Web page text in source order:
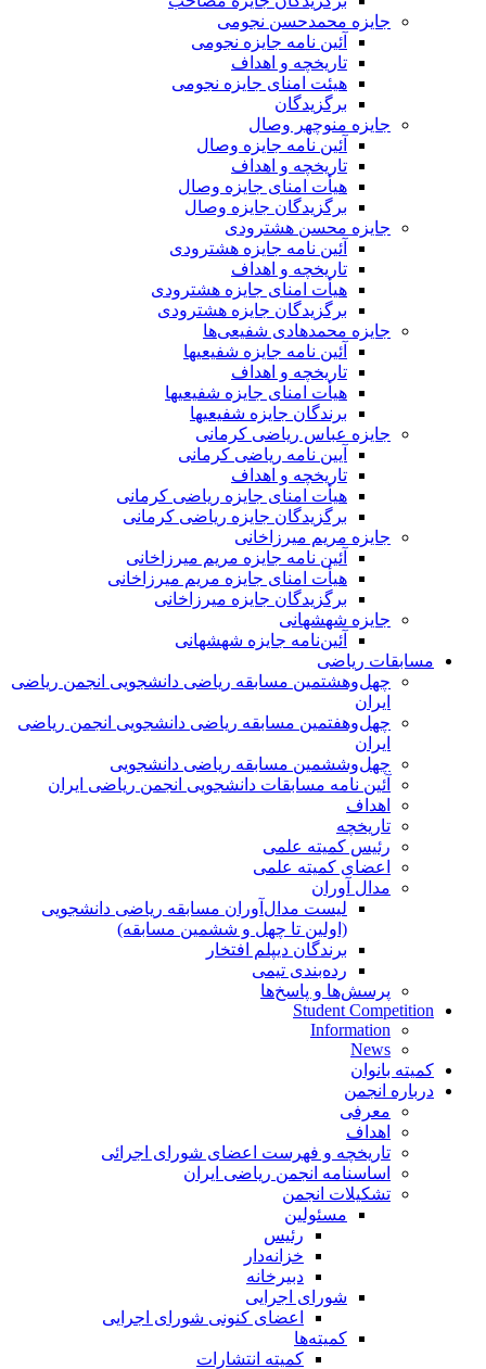
جایزه محمدحسن نجومی
آئین نامه جایزه نجومی
تاریخچه و اهداف
هیئت امنای جایزه نجومی
برگزیدگان
جایزه منوچهر وصال
آئین نامه جایزه وصال
تاریخچه و اهداف
هیأت امنای جایزه وصال
برگزیدگان جایزه وصال
جایزه محسن هشترودی
آئین نامه جایزه هشترودی
تاریخچه و اهداف
هیأت امنای جایزه هشترودی
برگزیدگان جایزه هشترودی
جایزه محمدهادی شفیعی‌ها
آئین نامه جایزه شفیعیها
تاریخچه و اهداف
هیأت امنای جایزه شفیعیها
برندگان جایزه شفیعیها
جایزه عباس ریاضی کرمانی
آیین نامه ریاضی کرمانی
تاریخچه و اهداف
هیأت امنای جایزه ریاضی کرمانی
برگزیدگان جایزه ریاضی کرمانی
جایزه مریم میرزاخانی
آئین نامه جایزه مریم میرزاخانی
هیأت امنای جایزه مریم میرزاخانی
برگزیدگان جایزه میرزاخانی
جایزه شهشهانی
آئین‌نامه جایزه شهشهانی
مسابقات ریاضی
چهل‌و‌هشتمین مسابقه ریاضی دانشجویی انجمن ریاضی
ایران
چهل‌و‌هفتمین مسابقه ریاضی دانشجویی انجمن ریاضی
ایران
چهل‌و‌ششمین مسابقه ریاضی دانشجویی
آئین نامه مسابقات دانشجویی انجمن ریاضی ایران
اهداف
تاریخچه
رئیس کمیته علمی
اعضای کمیته علمی
مدال آوران
لیست مدال‌آوران مسابقه ریاضی دانشجویی
(اولین تا چهل‌ و ششمین مسابقه)
برندگان دیپلم افتخار
رده‌بندی تیمی
پرسش‌ها و پاسخ‌ها
Student Competition
Information
News
کمیته بانوان
درباره انجمن
معرفی
اهداف
تاریخچه و فهرست اعضای شورای اجرائی
اساسنامه انجمن ریاضی ایران
تشکیلات انجمن
مسئولین
رئیس
خزانه‌دار
دبیرخانه
شورای اجرایی
اعضای کنونی شورای اجرایی
کمیته‌ها
کمیته انتشارات